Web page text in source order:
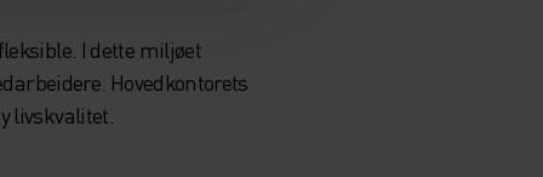
I dette miljøet
Hovedkontorets
livskvalitet.